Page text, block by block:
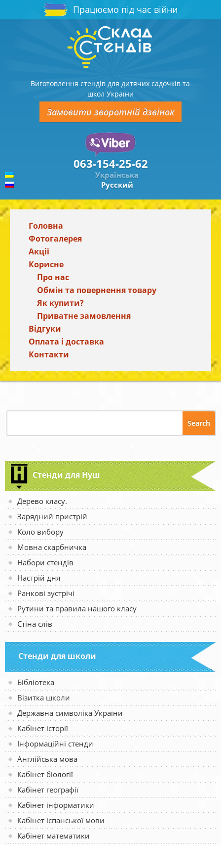
Працюємо під час війни
Виготовлення стендів для дитячих садочків та
школ України
Замовити зворотній дзвінок
063-154-25-62
Українська
Русский
Головна
Фотогалерея
Акції
Корисне
Про нас
Обмін та повернення товару
Як купити?
Приватне замовлення
Відгуки
Оплата і доставка
Контакти
Стенди для Нуш
Дерево класу.
Зарядний пристрій
Коло вибору
Мовна скарбничка
Набори стендів
Настрій дня
Ранкові зустрічі
Рутини та правила нашого класу
Стіна слів
Стенди для школи
Бібліотека
Візитка школи
Державна символіка України
Кабінет історії
Інформаційні стенди
Англійська мова
Кабінет біології
Кабінет географії
Кабінет інформатики
Кабінет іспанської мови
Кабінет математики